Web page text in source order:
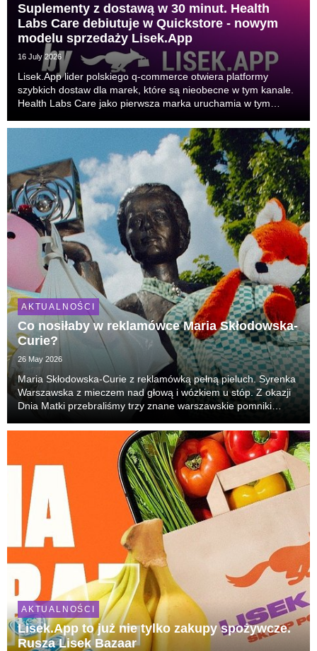
Suplementy z dostawą w 30 minut. Health
Labs Care debiutuje w Quickstore - nowym
modelu sprzedaży Lisek.App
16 July 2026
Lisek.App lider polskiego q-commerce otwiera platformy
szybkich dostaw dla marek, które są nieobecne w tym kanale.
Health Labs Care jako pierwsza marka uruchamia w tym
AKTUALNOŚCI
Co nosiłaby w reklamówce Maria Skłodowska-
Curie?
26 May 2026
Maria Skłodowska-Curie z reklamówką pełną pieluch. Syrenka
Warszawska z mieczem nad głową i wózkiem u stóp. Z okazji
Dnia Matki przebraliśmy trzy znane warszawskie pomniki
matki m.in. wózek, torbę, hulajnogę, ka...
AKTUALNOŚCI
Lisek.App to już nie tylko zakupy spożywcze.
Rusza Lisek Bazaar